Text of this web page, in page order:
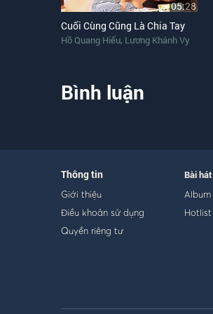
05:28
Cuối Cùng Cũng Là Chia Tay
Hồ Quang Hiếu, Lương Khánh Vy
Bình luận
Thông tin
Giới thiệu
Điều khoản sử dụng
Quyền riêng tư
Bài hát
Album
Hotlist